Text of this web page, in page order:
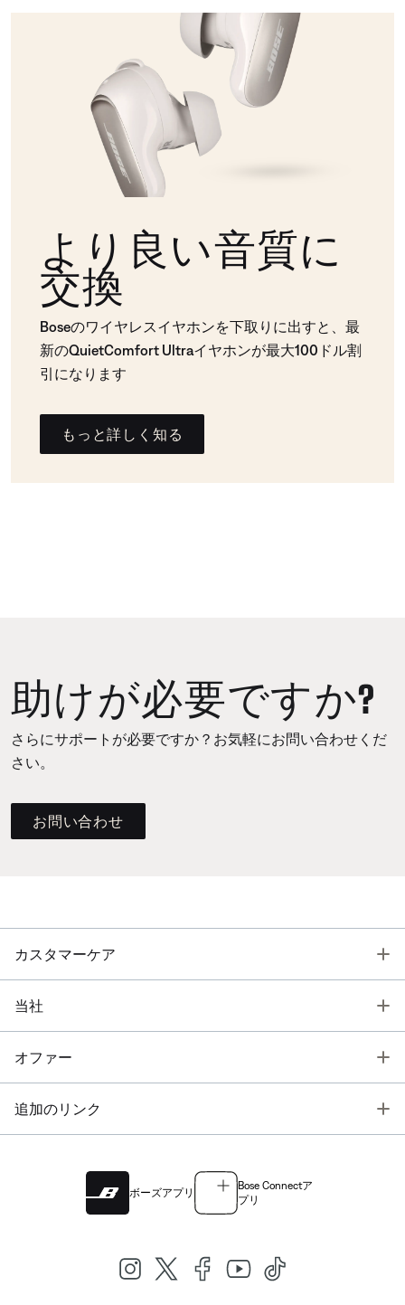
より良い音質に
交換
Boseのワイヤレスイヤホンを下取りに出すと、最
新のQuietComfort Ultraイヤホンが最大100ドル割
引になります
もっと詳しく知る
助けが必要ですか?
さらにサポートが必要ですか？お気軽にお問い合わせくだ
さい。
お問い合わせ
カスタマーケア
当社
オファー
追加のリンク
ボーズアプリ
Bose Connectア
プリ